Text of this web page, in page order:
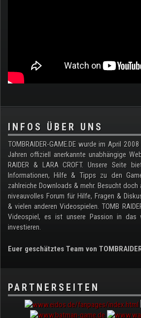
.
INFOS ÜBER UNS
TOMBRAIDER-GAME.DE wurde im April
Jahren offiziell anerkannte unabhängige
RAIDER & LARA CROFT. Unsere Seite
Informationen, Hilfe & Tipps zu den
zahlreiche Downloads & mehr. Besucht
niveauvolles Forum für Hilfe, Fragen &
& vielen anderen Videospielen. TOMB
Videospiel, es ist unsere Passion in
investieren.
Euer geschätztes Team von
PARTNERSEITEN